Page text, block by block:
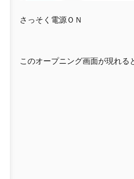
さっそく電源ＯＮ
このオープニング画面が現れる